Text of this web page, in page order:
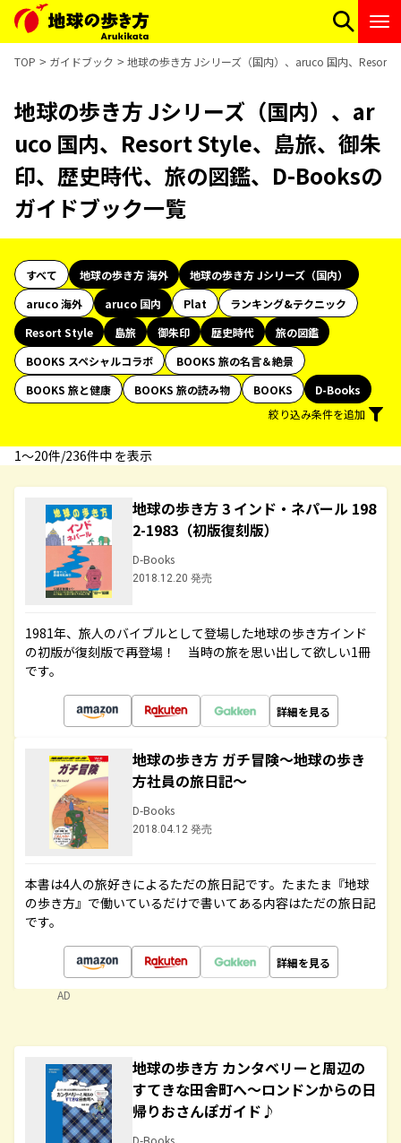
TOP ガイドブック 地球の歩き方 Jシリーズ（国内）、aruco 国内、Resort
地球の歩き方 Jシリーズ（国内）、ar
uco 国内、Resort Style、島旅、御朱
印、歴史時代、旅の図鑑、D-Booksの
ガイドブック一覧
すべて 地球の歩き方 海外
地球の歩き方 Jシリーズ（国内）
aruco 海外
aruco 国内 Plat
ランキング&テクニック
Resort Style
島旅 御朱印 歴史時代
旅の図鑑
BOOKS スペシャルコラボ
BOOKS 旅の名言＆絶景
BOOKS 旅と健康
BOOKS 旅の読み物 BOOKS
D-Books
絞り込み条件を追加
1〜20件/236件中 を表示
地球の歩き方 3 インド・ネパール 198
2-1983（初版復刻版）
D-Books
2018.12.20 発売
1981年、旅人のバイブルとして登場した地球の歩き方インド
の初版が復刻版で再登場！ 当時の旅を思い出して欲しい1冊
です。
詳細を見る
地球の歩き方 ガチ冒険～地球の歩き
方社員の旅日記～
D-Books
2018.04.12 発売
本書は4人の旅好きによるただの旅日記です。たまたま『地球
の歩き方』で働いているだけで書いてある内容はただの旅日記
です。
詳細を見る
AD
地球の歩き方 カンタベリーと周辺の
すてきな田舎町へ～ロンドンからの日
帰りおさんぽガイド♪
D-Books